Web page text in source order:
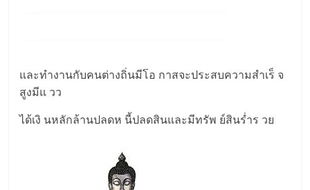
และทำงานกับคนต่างถิ่นมีโอ กาสจะประสบความสำเร็ จ
สูงมีแ วว
ได้เงิ นหลักล้านปลดห นี้ปลดสินและมีทรัพ ย์สินร่ำร วย